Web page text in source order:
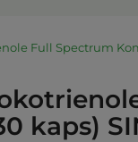
Full Spectrum
kaps)